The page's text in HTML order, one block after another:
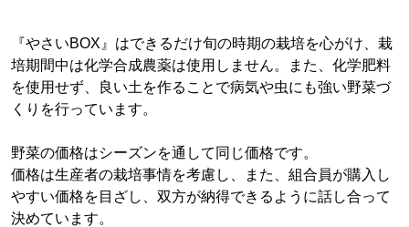
『やさいBOX』はできるだけ旬の時期の栽培を心がけ、栽
培期間中は化学合成農薬は使用しません。また、化学肥料
を使用せず、良い土を作ることで病気や虫にも強い野菜づ
くりを行っています。
野菜の価格はシーズンを通して同じ価格です。
価格は生産者の栽培事情を考慮し、また、組合員が購入し
やすい価格を目ざし、双方が納得できるように話し合って
決めています。